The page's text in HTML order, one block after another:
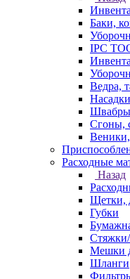
Баки,
IPC
Ведра,
Сгоны,
Расходные
Назад
Щетки,
Губки
Мешки
Шланги